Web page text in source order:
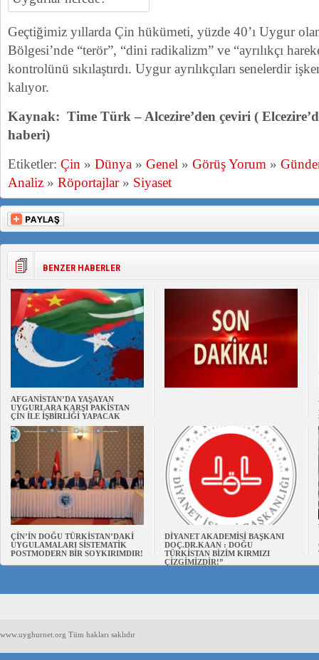
Geçtiğimiz yıllarda Çin hükümeti, yüzde 40’ı Uygur
Bölgesi’nde “terör”, “dini radikalizm” ve “ayrılıkçı
kontrolünü sıkılaştırdı. Uygur ayrılıkçıları senelerdir
kalıyor.
Kaynak: Time Türk – Alcezire’den çeviri (
haberi)
Etiketler: Çin » Dünya » Genel » Görüş Yorum »
Analiz » Röportajlar» Siyaset
BENZER HABERLER
AFGANİSTAN’DA YAŞAYAN
UYGURLARA KARŞI PAKİSTAN
ÇİN İLE İŞBİRLİĞİ YAPACAK
ÇİN’İN DOĞU TÜRKİSTAN’DAKİ
UYGULAMALARI SİSTEMATİK
POSTMODERN BİR SOYKIRIMDIR!
DİYANET AKADEMİSİ BAŞKANI
DOÇ.DR.KAAN : DOĞU
TÜRKİSTAN BİZİM KIRMIZI
ÇİZGİMİZDİR!”
www.uyghurnet.org Tüm hakları saklıdır